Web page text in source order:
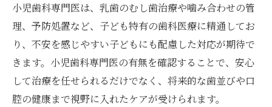
点
小児歯科 湘南台で評判の医院の選び方
家族みんなで安心できる歯科通院のコツ
家族全員が通いやすい歯医者の選び方
歯医者での通院が楽しくなる工夫と事例
小児歯科専門医は、乳歯のむし歯治療や噛み合わせの管
理、予防処置など、子ども特有の歯科医療に精通してお
り、不安を感じやすい子どもにも配慮した対応が期待で
きます。小児歯科専門医の有無を確認することで、安心
して治療を任せられるだけでなく、将来的な歯並びや口
腔の健康まで視野に入れたケアが受けられます。